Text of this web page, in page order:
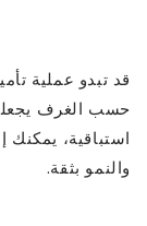
قد تبدو عملية
حسب الغرف
استباقية،
والنمو بثقة.